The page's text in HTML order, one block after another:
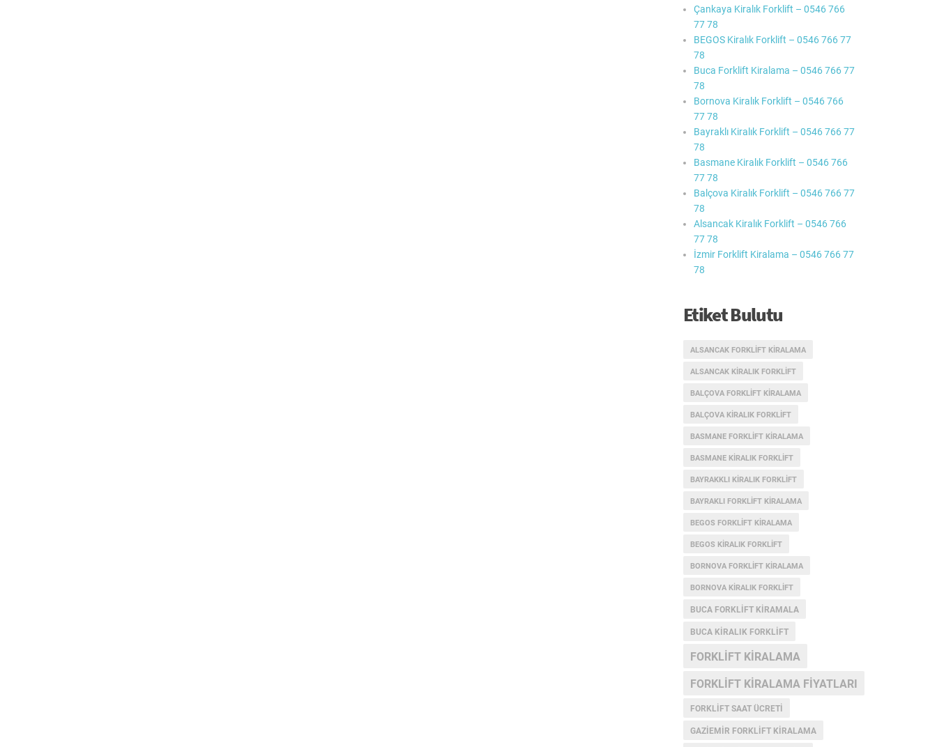
Çankaya Kiralık Forklift – 0546 766
77 78
BEGOS Kiralık Forklift – 0546 766 77
78
Buca Forklift Kiralama – 0546 766 77
78
Bornova Kiralık Forklift – 0546 766
77 78
Bayraklı Kiralık Forklift – 0546 766 77
78
Basmane Kiralık Forklift – 0546 766
77 78
Balçova Kiralık Forklift – 0546 766 77
78
Alsancak Kiralık Forklift – 0546 766
77 78
İzmir Forklift Kiralama – 0546 766 77
78
Etiket Bulutu
ALSANCAK FORKLIFT KIRALAMA
ALSANCAK KIRALIK FORKLIFT
BALÇOVA FORKLIFT KIRALAMA
BALÇOVA KIRALIK FORKLIFT
BASMANE FORKLIFT KIRALAMA
BASMANE KIRALIK FORKLIFT
BAYRAKKLI KIRALIK FORKLIFT
BAYRAKLI FORKLIFT KIRALAMA
BEGOS FORKLIFT KIRALAMA
BEGOS KIRALIK FORKLIFT
BORNOVA FORKLIFT KIRALAMA
BORNOVA KIRALIK FORKLIFT
BUCA FORKLIFT KIRAMALA
BUCA KIRALIK FORKLIFT
FORKLIFT KIRALAMA
FORKLIFT KIRALAMA FIYATLARI
FORKLIFT SAAT ÜCRETI
GAZIEMIR FORKLIFT KIRALAMA